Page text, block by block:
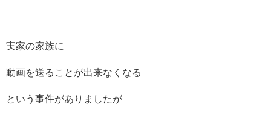
実家の家族に
動画を送ることが出来なくなる
という事件がありましたが